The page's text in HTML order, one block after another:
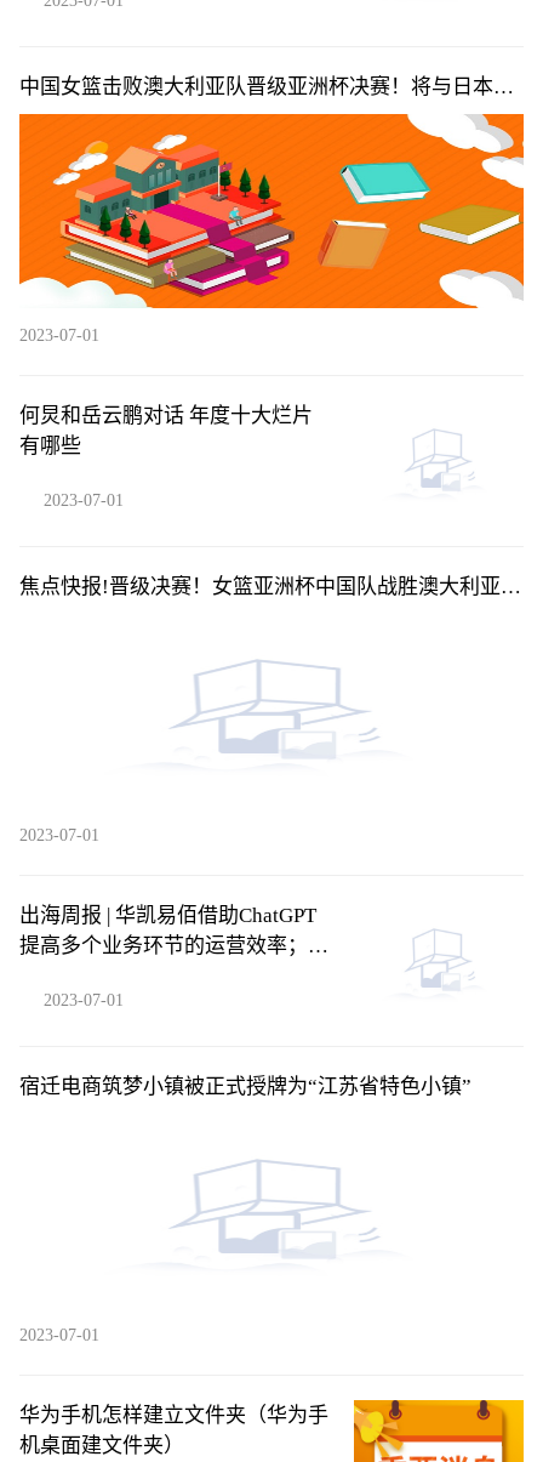
中国女篮击败澳大利亚队晋级亚洲杯决赛！将与日本女
篮争冠|每日热闻
2023-07-01
何炅和岳云鹏对话 年度十大烂片
有哪些
2023-07-01
焦点快报!晋级决赛！女篮亚洲杯中国队战胜澳大利亚
2023-07-01
出海周报 | 华凯易佰借助ChatGPT
提高多个业务环节的运营效率；
2023-07-01
宿迁电商筑梦小镇被正式授牌为“江苏省特色小镇”
2023-07-01
华为手机怎样建立文件夹（华为手
机桌面建文件夹）